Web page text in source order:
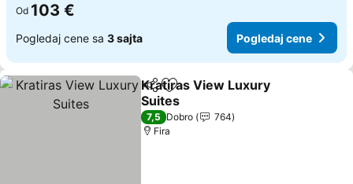
Od 103 €
Pogledaj cene sa 3 sajta Pogledaj cene
Deli Dodati u favorite
Kratiras View Luxury
Suites
7,5 Dobro
764
Fira